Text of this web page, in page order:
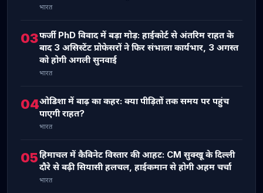
भारत
03फर्जी PhD विवाद में बड़ा मोड़: हाईकोर्ट से अंतरिम राहत के
बाद 3 असिस्टेंट प्रोफेसरों ने फिर संभाला कार्यभार, 3 अगस्त
को होगी अगली सुनवाई
भारत
04ओडिशा में बाढ़ का कहर: क्या पीड़ितों तक समय पर पहुंच
पाएगी राहत?
भारत
05हिमाचल में कैबिनेट विस्तार की आहट: CM सुक्खू के दिल्ली
दौरे से बढ़ी सियासी हलचल, हाईकमान से होगी अहम चर्चा
भारत